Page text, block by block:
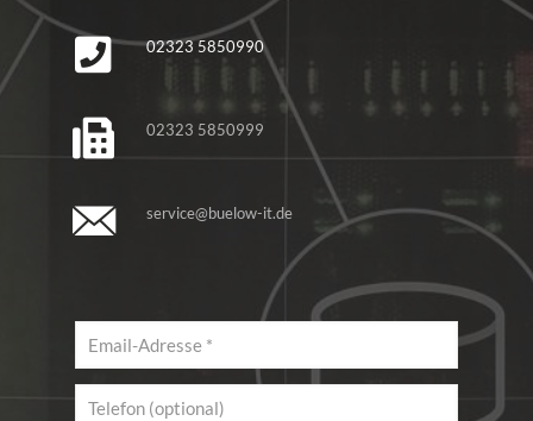
02323 5850990
02323 5850999
service@buelow-it.de